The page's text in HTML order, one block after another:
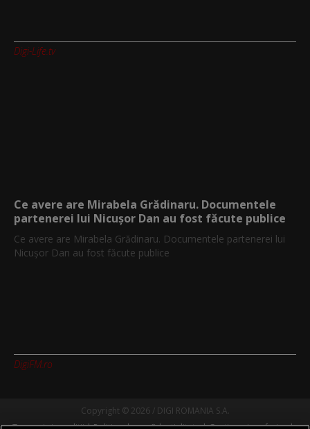
Digi-Life.tv
Ce avere are Mirabela Grădinaru. Documentele
partenerei lui Nicușor Dan au fost făcute publice
Ce avere are Mirabela Grădinaru. Documentele partenerei lui
Nicușor Dan au fost făcute publice
DigiFM.ro
Copyright © 2026 / DIGI ROMANIA S.A.